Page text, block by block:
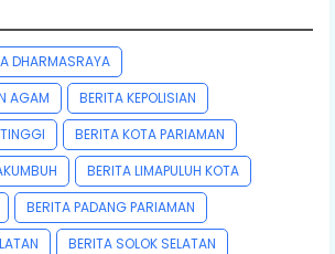
DHARMASRAYA
AGAM
BERITA KEPOLISIAN
BERITA KOTA PARIAMAN
BERITA LIMAPULUH KOTA
BERITA PADANG PARIAMAN
BERITA SOLOK SELATAN